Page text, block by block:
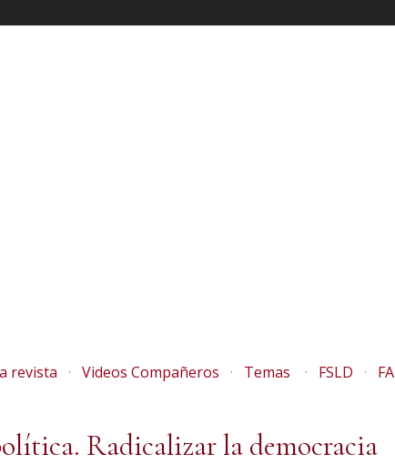
revista Videos Compañeros Temas FSLD FA
Radicalizar la democracia